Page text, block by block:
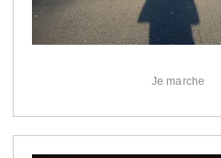
Je marche